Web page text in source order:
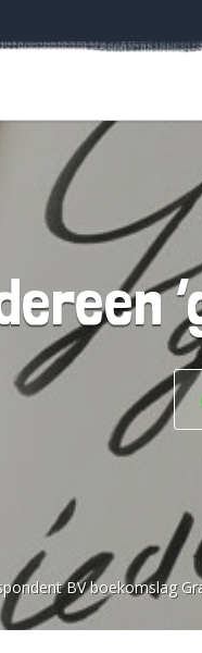
BV boekomslag